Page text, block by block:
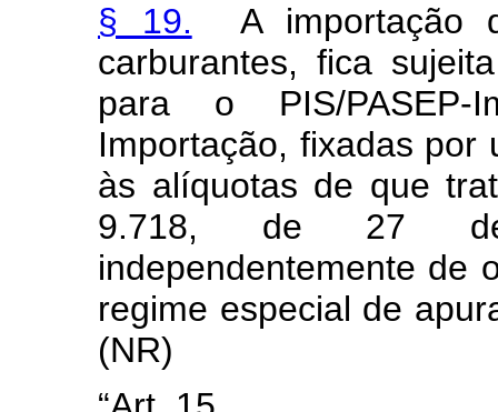
§ 19. A importação
carburantes, fica
para o PIS/PASEP-
Importação, fixadas por
às alíquotas de que
9.718, de 27
independentemente de
regime especial de
(NR)